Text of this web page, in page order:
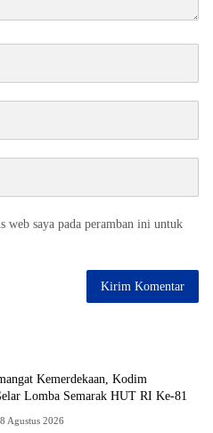
web saya pada peramban ini untuk
Kemerdekaan, Kodim
Lomba Semarak HUT RI Ke-81
Agustus 2026